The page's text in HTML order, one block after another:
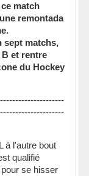
match
remontada
sept matchs,
B et rentre
du Hockey
à l'autre bout
qualifié
se hisser